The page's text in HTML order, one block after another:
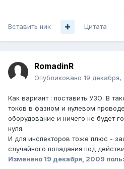
Вставить ник Цитата
RomadinR
Опубликовано 19 декабря,
Как вариант : поставить УЗО. В
токов в фазном и нулевом
оборудование и ничего не будет
нуля.
И для инспекторов тоже плюс -
случайного попадания под
Изменено 19 декабря, 2009